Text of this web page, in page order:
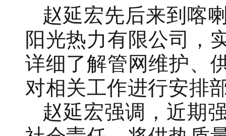
赵延宏先后来到喀
阳光热力有限公司，
详细了解管网维护、
对相关工作进行安排
赵延宏强调，近期